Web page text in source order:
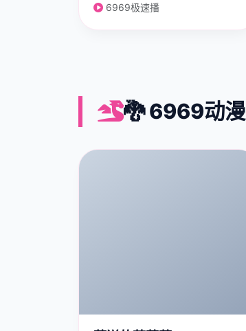
6969极速播
🐉 6969动漫